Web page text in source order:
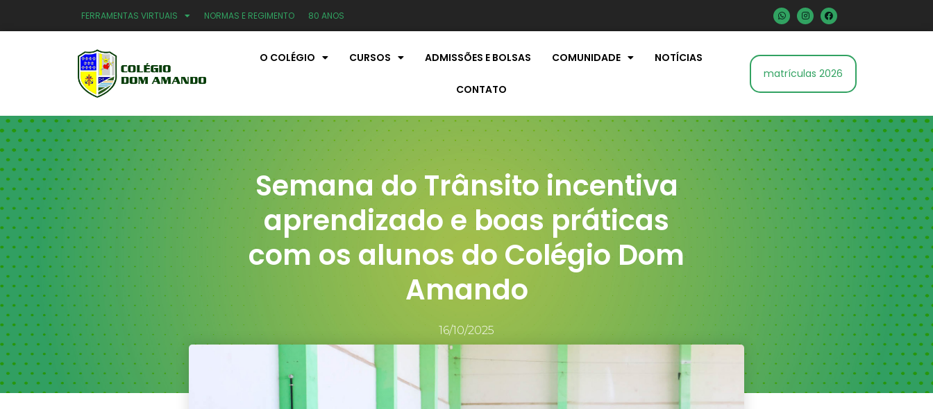
FERRAMENTAS VIRTUAIS NORMAS E REGIMENTO 80 ANOS
O COLÉGIO CURSOS ADMISSÕES E BOLSAS COMUNIDADE NOTÍCIAS
CONTATO
matrículas 2026
Semana do Trânsito incentiva
aprendizado e boas práticas
com os alunos do Colégio Dom
Amando
16/10/2025